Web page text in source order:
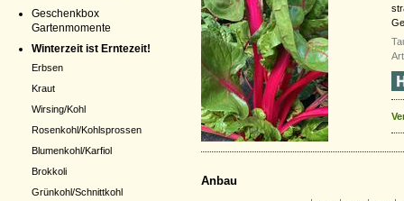
Geschenkbox
Gartenmomente
Winterzeit ist Erntezeit!
Erbsen
Kraut
Wirsing/Kohl
Rosenkohl/Kohlsprossen
Blumenkohl/Karfiol
Brokkoli
Grünkohl/Schnittkohl
Anbau